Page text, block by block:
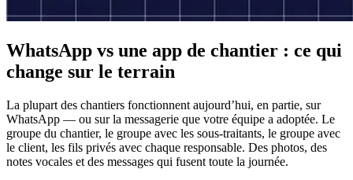
WhatsApp vs une app de chantier : ce qui
change sur le terrain
La plupart des chantiers fonctionnent aujourd’hui, en partie, sur
WhatsApp — ou sur la messagerie que votre équipe a adoptée. Le
groupe du chantier, le groupe avec les sous-traitants, le groupe avec
le client, les fils privés avec chaque responsable. Des photos, des
notes vocales et des messages qui fusent toute la journée.